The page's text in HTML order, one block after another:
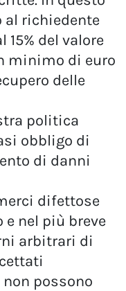
al richiedente
del valore
minimo di euro
delle
politica
obbligo di
di danni
difettose
e nel più breve
arbitrari di
possono